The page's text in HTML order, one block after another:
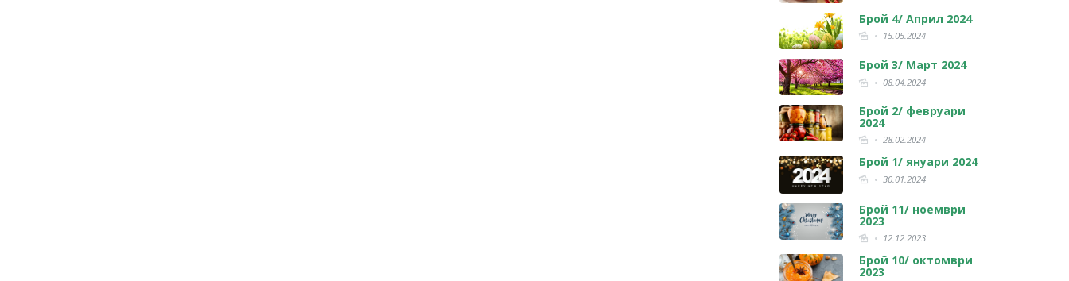
Брой 4/ Април 2024
15.05.2024
Брой 3/ Март 2024
08.04.2024
Брой 2/ февруари
2024
28.02.2024
Брой 1/ януари 2024
30.01.2024
Брой 11/ ноември
2023
12.12.2023
Брой 10/ октомври
2023